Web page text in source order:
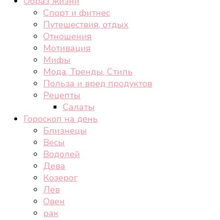
Спорт и фитнес
Путешествия, отдых
Отношения
Мотивация
Мифы
Мода, Тренды, Стиль
Польза и вред продуктов
Рецепты
Салаты
Гороскоп на день
Близнецы
Весы
Водолей
Дева
Козерог
Лев
Овен
рак